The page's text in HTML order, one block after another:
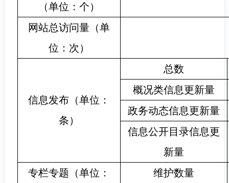
（单位：个）
网站总访问量（单
位：次）
信息发布（单位：
条）
总数
概况类信息更新量
政务动态信息更新量
信息公开目录信息更
新量
专栏专题（单位：
维护数量